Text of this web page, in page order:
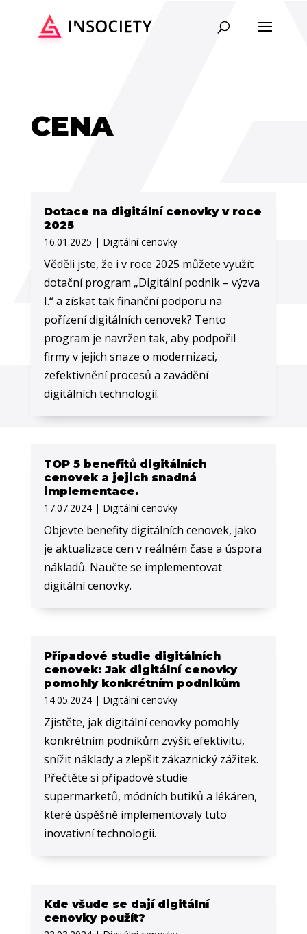
CENA
Dotace na digitální cenovky v roce
2025
16.01.2025 | Digitální cenovky
Věděli jste, že i v roce 2025 můžete využít
dotační program „Digitální podnik – výzva
I.“ a získat tak finanční podporu na
pořízení digitálních cenovek? Tento
program je navržen tak, aby podpořil
firmy v jejich snaze o modernizaci,
zefektivnění procesů a zavádění
digitálních technologií.
TOP 5 benefitů digitálních
cenovek a jejich snadná
implementace.
17.07.2024| Digitální cenovky
Objevte benefity digitálních cenovek, jako
je aktualizace cen v reálném čase a úspora
nákladů. Naučte se implementovat
digitální cenovky.
Případové studie digitálních
cenovek: Jak digitální cenovky
pomohly konkrétním podnikům
14.05.2024| Digitální cenovky
Zjistěte, jak digitální cenovky pomohly
konkrétním podnikům zvýšit efektivitu,
snížit náklady a zlepšit zákaznický zážitek.
Přečtěte si případové studie
supermarketů, módních butiků a lékáren,
které úspěšně implementovaly tuto
inovativní technologii.
Kde všude se dají digitální
cenovky použít?